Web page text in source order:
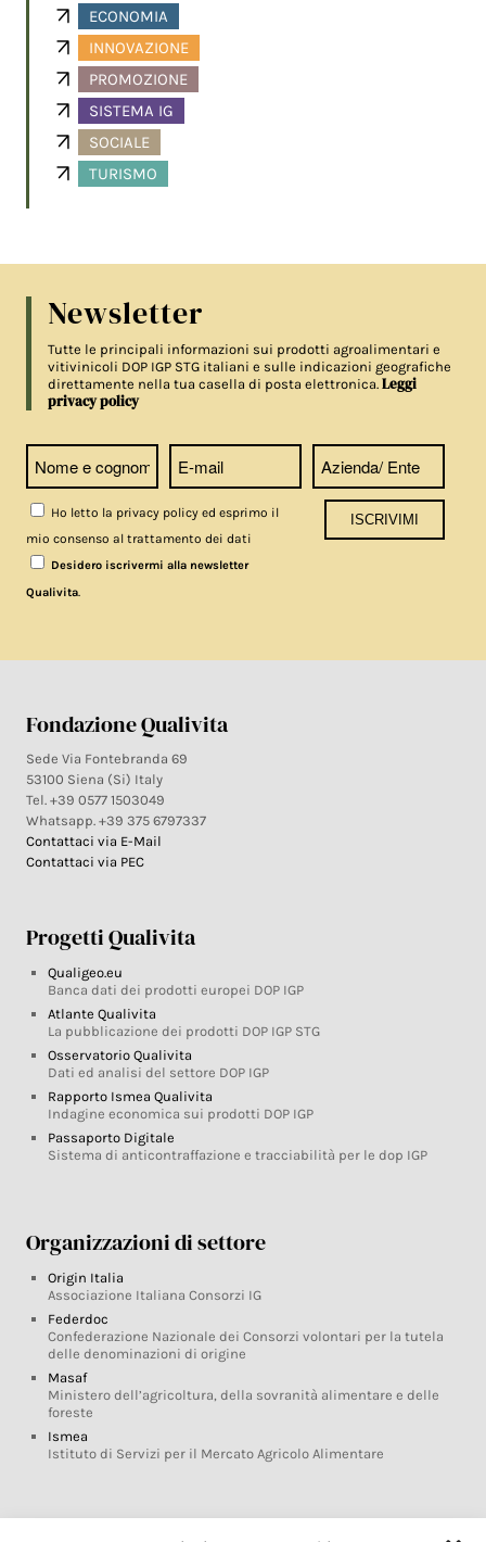
ECONOMIA
INNOVAZIONE
PROMOZIONE
SISTEMA IG
SOCIALE
TURISMO
Newsletter
Tutte le principali informazioni sui prodotti agroalimentari e
vitivinicoli DOP IGP STG italiani e sulle indicazioni geografiche
direttamente nella tua casella di posta elettronica.Leggi
privacy policy
Ho letto la privacy policy ed esprimo il
mio consenso al trattamento dei dati
Desidero iscrivermi alla newsletter
Qualivita.
Fondazione Qualivita
Sede Via Fontebranda 69
53100 Siena (Si) Italy
Tel. +39 0577 1503049
Whatsapp. +39 375 6797337
Contattaci via E-Mail
Contattaci via PEC
Progetti Qualivita
Qualigeo.eu
Banca dati dei prodotti europei DOP IGP
Atlante Qualivita
La pubblicazione dei prodotti DOP IGP STG
Osservatorio Qualivita
Dati ed analisi del settore DOP IGP
Rapporto Ismea Qualivita
Indagine economica sui prodotti DOP IGP
Passaporto Digitale
Sistema di anticontraffazione e tracciabilità per le dop IGP
Organizzazioni di settore
Origin Italia
Associazione Italiana Consorzi IG
Federdoc
Confederazione Nazionale dei Consorzi volontari per la tutela
delle denominazioni di origine
Masaf
Ministero dell’agricoltura, della sovranità alimentare e delle
foreste
Ismea
Istituto di Servizi per il Mercato Agricolo Alimentare